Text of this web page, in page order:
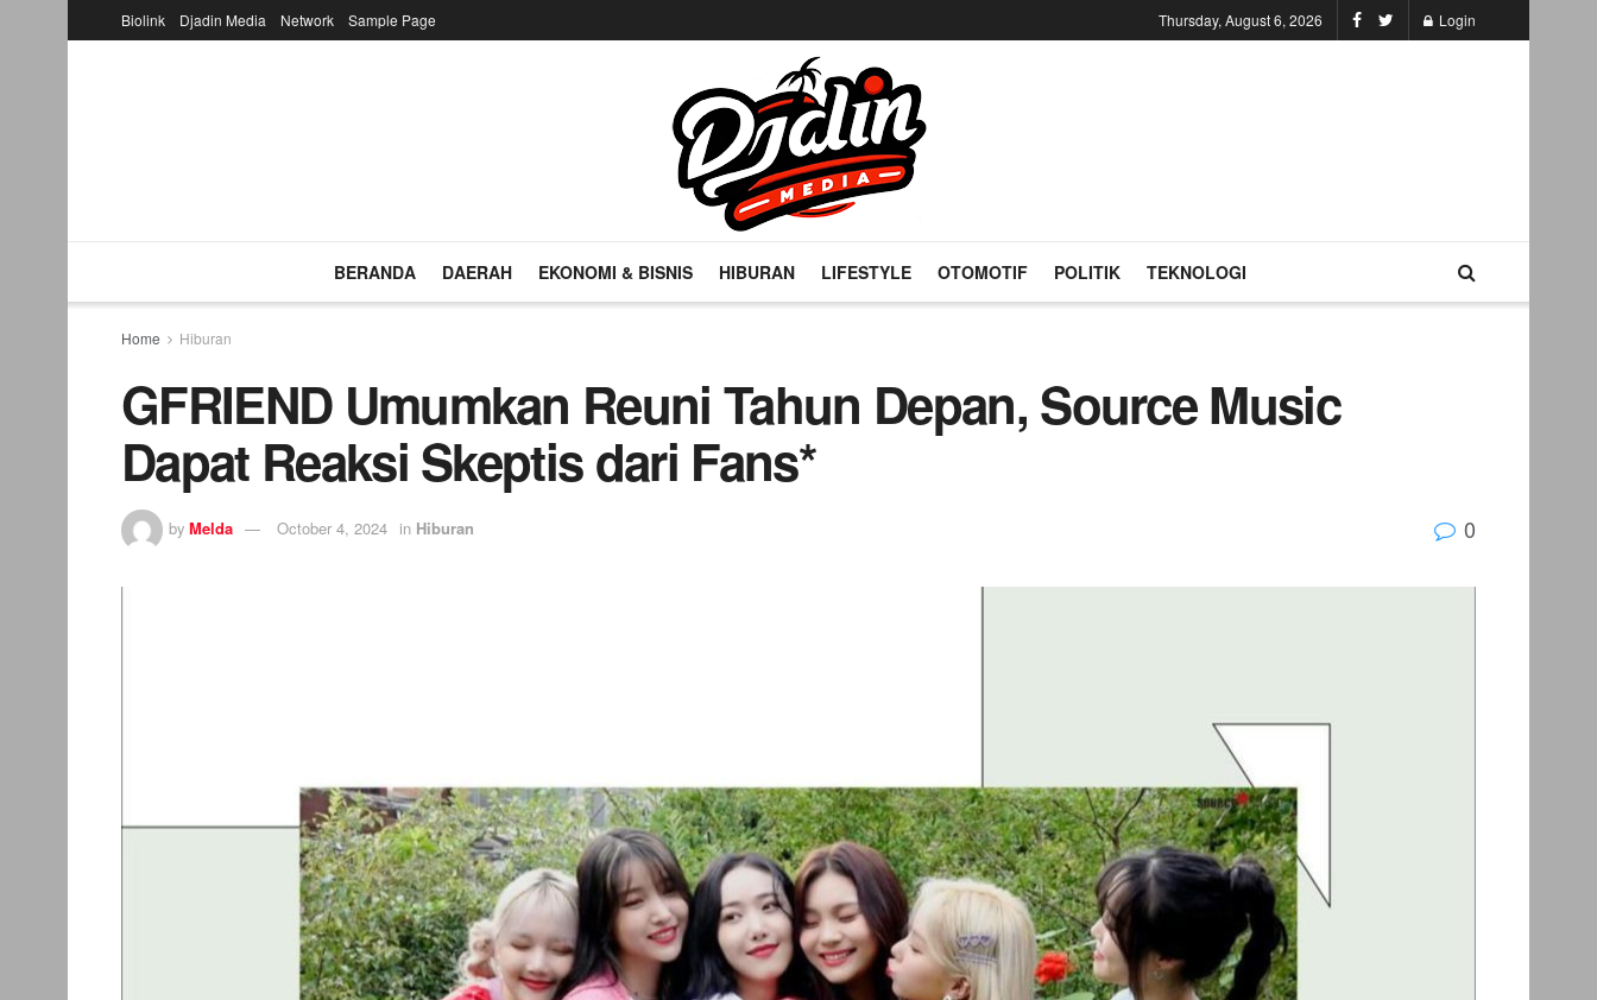
Biolink Djadin Media Network Sample Page Thursday, August 6, 2026 Login
BERANDA DAERAH EKONOMI & BISNIS HIBURAN LIFESTYLE OTOMOTIF POLITIK TEKNOLOGI
Home Hiburan
GFRIEND Umumkan Reuni Tahun Depan, Source Music
Dapat Reaksi Skeptis dari Fans*
by Melda October 4, 2024 in Hiburan 0